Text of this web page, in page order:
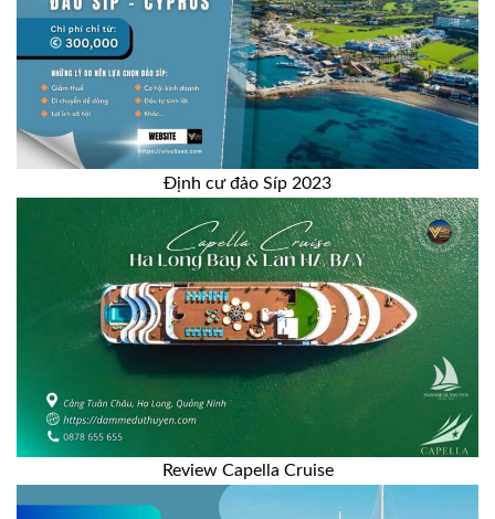
Định cư đảo Síp 2023
Review Capella Cruise